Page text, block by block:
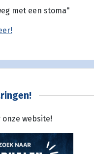
met een stoma"
onze website!